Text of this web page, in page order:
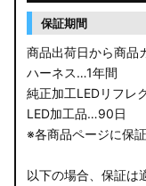
保証期間
商品出荷日から商品
ハーネス…1年間
純正加工LEDリフレ
LED加工品…90日
※各商品ページに保
以下の場合、保証は